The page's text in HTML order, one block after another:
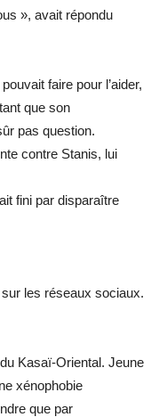
», avait répondu
faire pour l’aider,
que son
pas question.
contre Stanis, lui
fini par disparaître
les réseaux sociaux.
Kasaï-Oriental. Jeune
xénophobie
que par